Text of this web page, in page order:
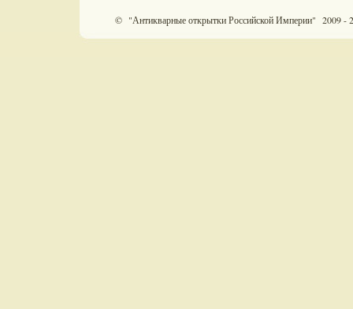
© "Антикварные открытки Российской Империи" 2009 -